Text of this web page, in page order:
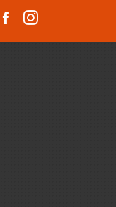
Facebook